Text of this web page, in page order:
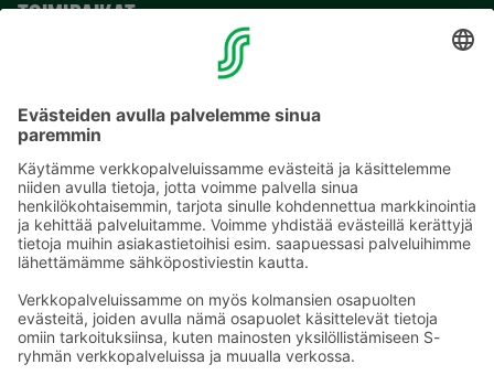
TOIMIPAIKAT
Sähköpostiosoitteet S-ryhmässä ovat muotoa
etunimi.sukunimi@sok.fi
Seuraa meitä: